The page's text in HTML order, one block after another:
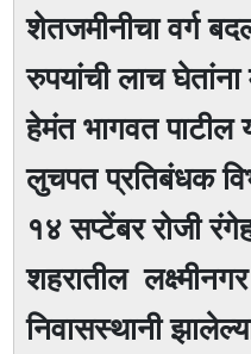
शेतजमीनीचा वर्ग
रुपयांची लाच
हेमंत भागवत पाटील
लुचपत प्रतिबंधक
१४ सप्टेंबर राेजी
शहरातील
निवासस्थानी